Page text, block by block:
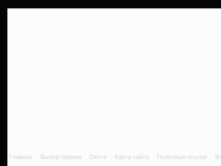
Главная Выбор оружия Охота Карта сайта Полезные ссылки